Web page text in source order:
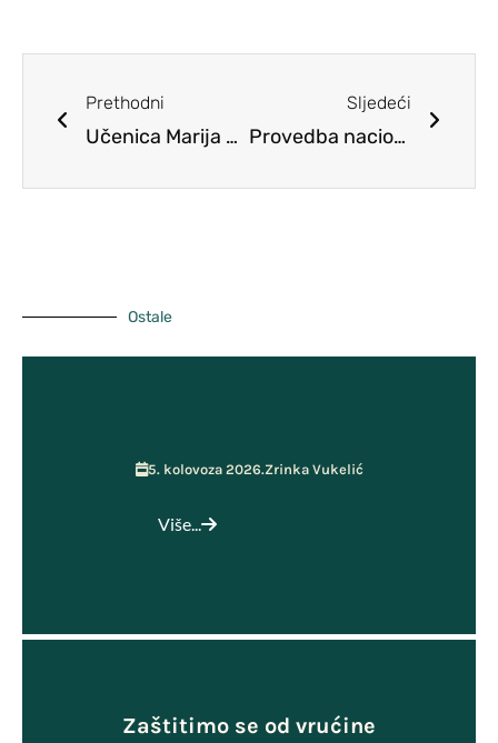
Školski tim za kvalitetu
Pristup informacijama
Prethodni
Učenica Marija Rast pozvana na Županijsko natjecanje iz Hrvatskog jezika
Sljedeći
Provedba nacionalnih ispita
Ostale
5. kolovoza 2026.Zrinka Vukelić
Više...
Zaštitimo se od vrućine